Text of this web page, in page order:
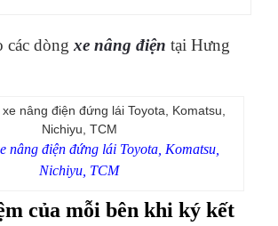
các dòng xe nâng điện tại Hưng
nâng điện đứng lái Toyota, Komatsu,
Nichiyu, TCM
của mỗi bên khi ký kết